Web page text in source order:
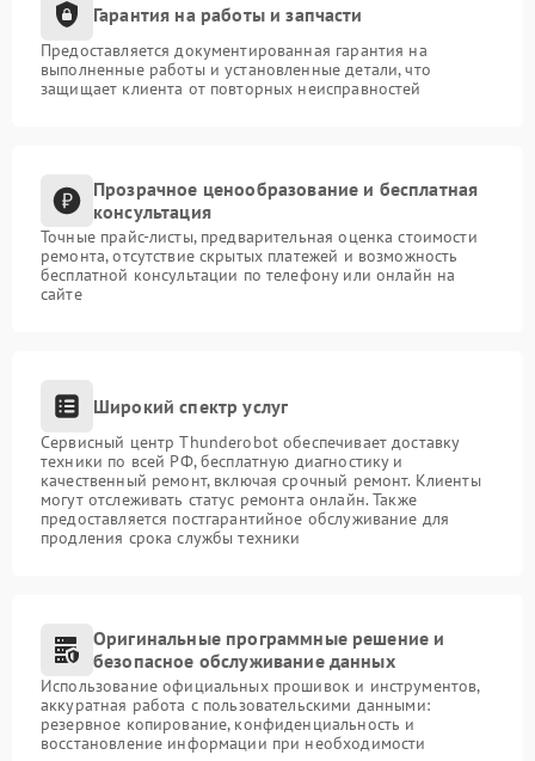
Гарантия на работы и запчасти
Предоставляется документированная гарантия на
выполненные работы и установленные детали, что
защищает клиента от повторных неисправностей
Прозрачное ценообразование и бесплатная
консультация
Точные прайс-листы, предварительная оценка стоимости
ремонта, отсутствие скрытых платежей и возможность
бесплатной консультации по телефону или онлайн на
сайте
Широкий спектр услуг
Сервисный центр Thunderobot обеспечивает доставку
техники по всей РФ, бесплатную диагностику и
качественный ремонт, включая срочный ремонт. Клиенты
могут отслеживать статус ремонта онлайн. Также
предоставляется постгарантийное обслуживание для
продления срока службы техники
Оригинальные программные решение и
безопасное обслуживание данных
Использование официальных прошивок и инструментов,
аккуратная работа с пользовательскими данными:
резервное копирование, конфиденциальность и
восстановление информации при необходимости